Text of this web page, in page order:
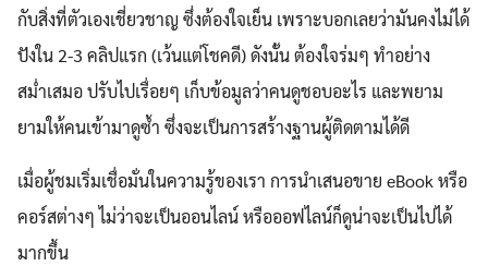
กับสิ่งที่ตัวเองเชี่ยวชาญ ซึ่งต้องใจเย็น เพราะบอกเลยว่ามันคงไม่ได้
ปังใน 2-3 คลิปแรก (เว้นแต่โชคดี) ดังนั้น ต้องใจร่มๆ ทำอย่าง
สม่ำเสมอ ปรับไปเรื่อยๆ เก็บข้อมูลว่าคนดูชอบอะไร และพยาม
ยามให้คนเข้ามาดูซ้ำ ซึ่งจะเป็นการสร้างฐานผู้ติดตามได้ดี
เมื่อผู้ชมเริ่มเชื่อมั่นในความรู้ของเรา การนำเสนอขาย eBook หรือ
คอร์สต่างๆ ไม่ว่าจะเป็นออนไลน์ หรือออฟไลน์ก็ดูน่าจะเป็นไปได้
มากขึ้น